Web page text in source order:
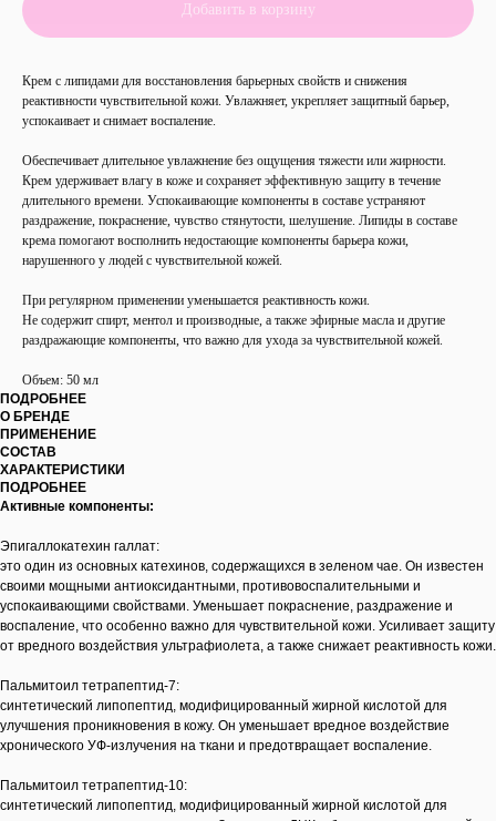
Добавить в корзину
Крем с липидами для восстановления барьерных свойств и снижения
реактивности чувствительной кожи. Увлажняет, укрепляет защитный барьер,
успокаивает и снимает воспаление.
Обеспечивает длительное увлажнение без ощущения тяжести или жирности.
Крем удерживает влагу в коже и сохраняет эффективную защиту в течение
длительного времени. Успокаивающие компоненты в составе устраняют
раздражение, покраснение, чувство стянутости, шелушение. Липиды в составе
крема помогают восполнить недостающие компоненты барьера кожи,
нарушенного у людей с чувствительной кожей.
При регулярном применении уменьшается реактивность кожи.
Не содержит спирт, ментол и производные, а также эфирные масла и другие
раздражающие компоненты, что важно для ухода за чувствительной кожей.
Объем: 50 мл
ПОДРОБНЕЕ
О БРЕНДЕ
ПРИМЕНЕНИЕ
СОСТАВ
ХАРАКТЕРИСТИКИ
ПОДРОБНЕЕ
Активные компоненты:
Эпигаллокатехин галлат:
это один из основных катехинов, содержащихся в зеленом чае. Он известен
своими мощными антиоксидантными, противовоспалительными и
успокаивающими свойствами. Уменьшает покраснение, раздражение и
воспаление, что особенно важно для чувствительной кожи. Усиливает защиту
от вредного воздействия ультрафиолета, а также снижает реактивность кожи.
Пальмитоил тетрапептид-7:
синтетический липопептид, модифицированный жирной кислотой для
улучшения проникновения в кожу. Он уменьшает вредное воздействие
хронического УФ-излучения на ткани и предотвращает воспаление.
Пальмитоил тетрапептид-10:
синтетический липопептид, модифицированный жирной кислотой для